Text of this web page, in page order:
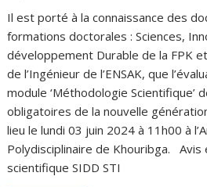
Il est porté à la connaissance des
formations doctorales : Sciences,
développement Durable de la FPK
de l’Ingénieur de l’ENSAK, que
module ‘Méthodologie Scientifique’
obligatoires de la nouvelle
lieu le lundi 03 juin 2024 à 11h00 à
Polydisciplinaire de Khouribga.
scientifique SIDD STI